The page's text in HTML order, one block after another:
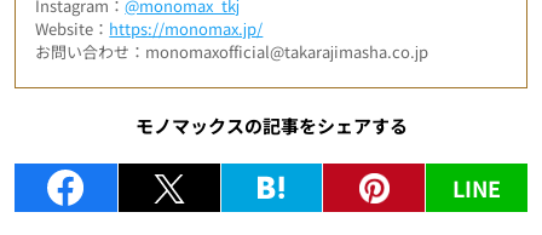
Instagram：@monomax_tkj
Website： https://monomax.jp/
お問い合わせ：monomaxofficial@takarajimasha.co.jp
モノマックスの記事をシェアする
LINE